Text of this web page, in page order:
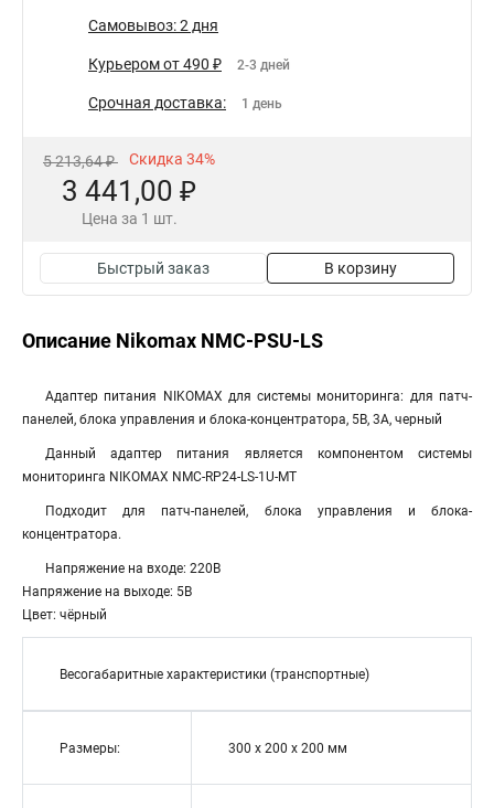
Самовывоз: 2 дня
Курьером от 490 ₽ 2-3 дней
Срочная доставка: 1 день
5 213,64 ₽ Скидка 34%
3 441,00 ₽
Цена за 1 шт.
Быстрый заказ В корзину
Описание Nikomax NMC-PSU-LS
Адаптер питания NIKOMAX для системы мониторинга: для патч-
панелей, блока управления и блока-концентратора, 5В, 3А, черный
Данный адаптер питания является компонентом системы
мониторинга NIKOMAX NMC-RP24-LS-1U-MT
Подходит для патч-панелей, блока управления и блока-
концентратора.
Напряжение на входе: 220В
Напряжение на выходе: 5В
Цвет: чёрный
Весогабаритные характеристики (транспортные)
Размеры: 300 х 200 х 200 мм